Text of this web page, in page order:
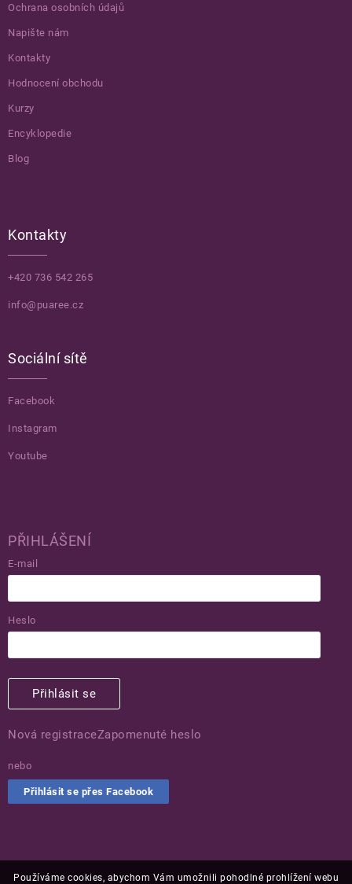
Používáme cookies, abychom Vám umožnili pohodlné prohlížení webu
Ochrana osobních údajů
Napište nám
Kontakty
Hodnocení obchodu
Kurzy
Encyklopedie
Blog
Kontakty
+420 736 542 265
info@puaree.cz
Sociální sítě
Facebook
Instagram
Youtube
PŘIHLÁŠENÍ
E-mail
Heslo
Přihlásit se
Nová registraceZapomenuté heslo
nebo
Přihlásit se přes Facebook